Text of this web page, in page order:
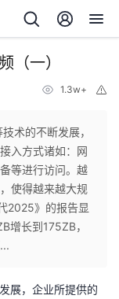
（一）
1.3w+
术的不断发展，
入方式诸如：网
等进行访问。越
使得越来越大规
2025》的报告显
增长到175ZB，
展，企业所提供的